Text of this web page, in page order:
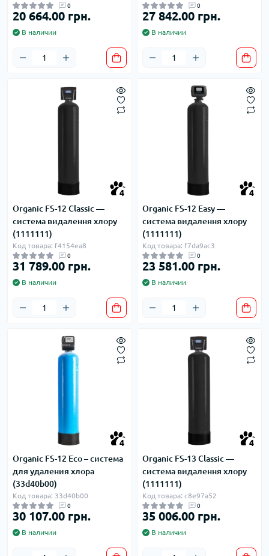
0
20 664.00 грн.
В наличии
0
27 842.00 грн.
В наличии
4
Organic FS-12 Classic —
система видалення хлору
(1111111)
Код товара: f4154ea8
0
31 789.00 грн.
В наличии
4
Organic FS-12 Easy —
система видалення хлору
(1111111)
Код товара: f7da9ac3
0
23 581.00 грн.
В наличии
4
Organic FS-12 Eco – система
для удаления хлора
(33d40b00)
Код товара: 33d40b00
0
30 107.00 грн.
В наличии
4
Organic FS-13 Classic —
система видалення хлору
(1111111)
Код товара: c8e97a52
0
35 006.00 грн.
В наличии